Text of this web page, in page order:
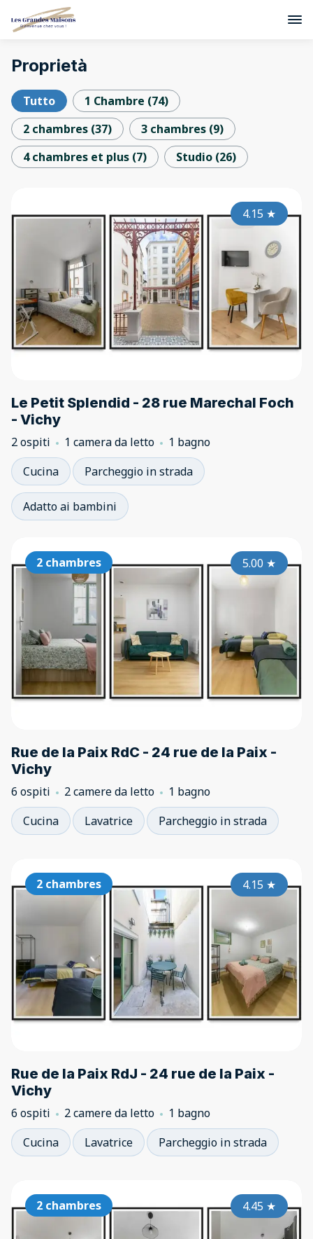
Proprietà
Tutto 1 Chambre (74)
2 chambres (37) 3 chambres (9)
4 chambres et plus (7) Studio (26)
4.15 ★
Le Petit Splendid - 28 rue Marechal Foch
- Vichy
2 ospiti 1 camera da letto
1 bagno
Cucina
Parcheggio in strada
Adatto ai bambini
2 chambres 5.00 ★
Rue de la Paix RdC - 24 rue de la Paix -
Vichy
6 ospiti 2 camere da letto
1 bagno
Cucina
Lavatrice Parcheggio in strada
2 chambres 4.15 ★
Rue de la Paix RdJ - 24 rue de la Paix -
Vichy
6 ospiti 2 camere da letto
1 bagno
Cucina
Lavatrice Parcheggio in strada
2 chambres 4.45 ★